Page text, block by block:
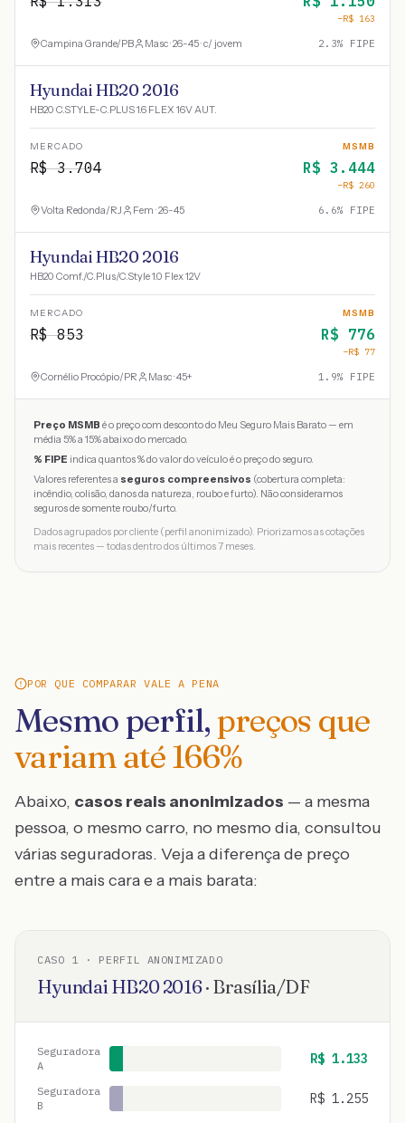
−R$ 163
Campina Grande/PB Masc · 26-45 · c/ jovem 2.3% FIPE
Hyundai HB20 2016
HB20 C.STYLE-C.PLUS 1.6 FLEX 16V AUT.
MERCADO
R$3.704
MSMB
R$ 3.444
−R$ 260
Volta Redonda/RJ Fem · 26-45 6.6% FIPE
Hyundai HB20 2016
HB20 Comf./C.Plus/C.Style 1.0 Flex 12V
MERCADO
R$853
MSMB
R$ 776
−R$ 77
Cornélio Procópio/PR Masc · 45+ 1.9% FIPE
Preço MSMB é o preço com desconto do Meu Seguro Mais Barato — em
média 5% a 15% abaixo do mercado.
% FIPE indica quantos % do valor do veículo é o preço do seguro.
Valores referentes a seguros compreensivos (cobertura completa:
incêndio, colisão, danos da natureza, roubo e furto). Não consideramos
seguros de somente roubo/furto.
Dados agrupados por cliente (perfil anonimizado). Priorizamos as cotações
mais recentes — todas dentro dos últimos 7 meses.
POR QUE COMPARAR VALE A PENA
Mesmo perfil, preços que
variam até166%
Abaixo, casos reais anonimizados — a mesma
pessoa, o mesmo carro, no mesmo dia, consultou
várias seguradoras. Veja a diferença de preço
entre a mais cara e a mais barata:
CASO 1 · PERFIL ANONIMIZADO
Hyundai HB202016· Brasília/DF
Seguradora
A
R$ 1.133
Seguradora
B
R$ 1.255